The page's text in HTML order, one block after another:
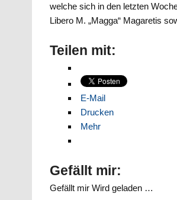
welche sich in den letzten
Libero M. „Magga“ Magaretis
Teilen mit:
E-Mail
Drucken
Mehr
Gefällt mir:
Gefällt mir Wird geladen …